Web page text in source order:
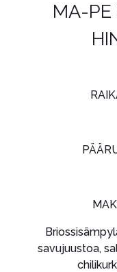
MA-PE
savujuustoa,